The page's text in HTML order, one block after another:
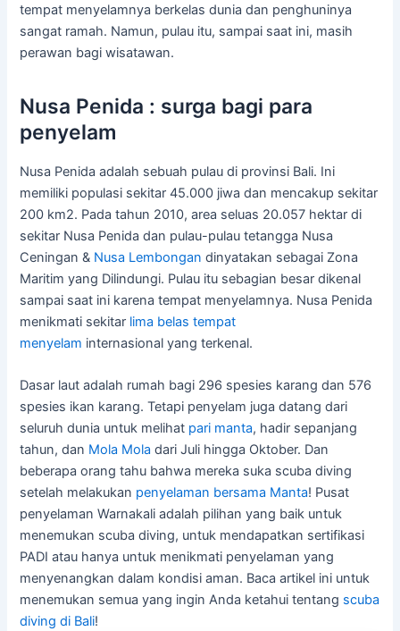
tempat menyelamnya berkelas dunia dan penghuninya
sangat ramah. Namun, pulau itu, sampai saat ini, masih
perawan bagi wisatawan.
Nusa Penida : surga bagi para
penyelam
Nusa Penida adalah sebuah pulau di provinsi Bali. Ini
memiliki populasi sekitar 45.000 jiwa dan mencakup sekitar
200 km2. Pada tahun 2010, area seluas 20.057 hektar di
sekitar Nusa Penida dan pulau-pulau tetangga Nusa
Ceningan & Nusa Lembongan dinyatakan sebagai Zona
Maritim yang Dilindungi. Pulau itu sebagian besar dikenal
sampai saat ini karena tempat menyelamnya. Nusa Penida
menikmati sekitar lima belas tempat
menyelam internasional yang terkenal.
Dasar laut adalah rumah bagi 296 spesies karang dan 576
spesies ikan karang. Tetapi penyelam juga datang dari
seluruh dunia untuk melihat pari manta, hadir sepanjang
tahun, dan Mola Mola dari Juli hingga Oktober. Dan
beberapa orang tahu bahwa mereka suka scuba diving
setelah melakukan penyelaman bersama Manta! Pusat
penyelaman Warnakali adalah pilihan yang baik untuk
menemukan scuba diving, untuk mendapatkan sertifikasi
PADI atau hanya untuk menikmati penyelaman yang
menyenangkan dalam kondisi aman. Baca artikel ini untuk
menemukan semua yang ingin Anda ketahui tentang scuba
diving di Bali!